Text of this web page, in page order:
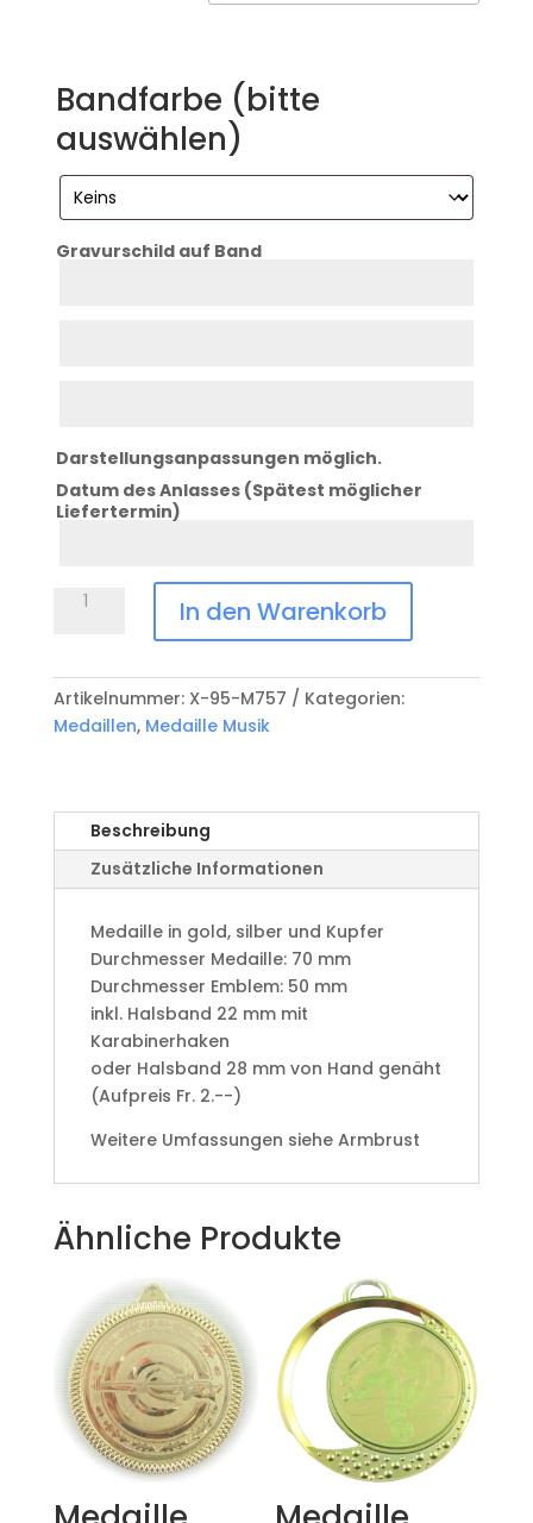
Bandfarbe (bitte
auswählen)
Gravurschild auf Band
Darstellungsanpassungen möglich.
Datum des Anlasses (Spätest möglicher
Liefertermin)
Medaille
95-
M757
Menge
In den Warenkorb
Artikelnummer: X-95-M757
Kategorien:
Medaillen, Medaille Musik
Beschreibung
Zusätzliche Informationen
Medaille in gold, silber und Kupfer
​Durchmesser Medaille: 70 mm
Durchmesser Emblem: 50 mm
​inkl. Halsband 22 mm mit
Karabinerhaken
oder Halsband 28 mm von Hand genäht
(Aufpreis Fr. 2.--)
Weitere Umfassungen siehe Armbrust
Ähnliche Produkte